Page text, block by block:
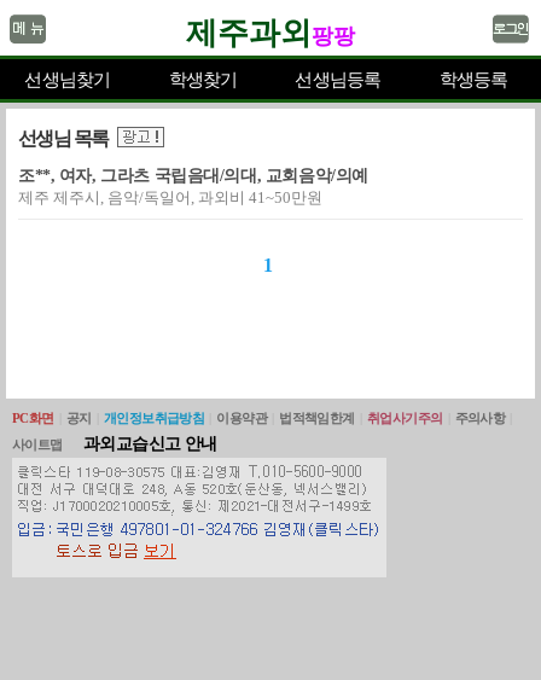
제주과외 팡팡
선생님찾기 학생찾기 선생님등록 학생등록
선생님 목록
조**, 여자, 그라츠 국립음대/의대, 교회음악/의예
제주 제주시, 음악/독일어, 과외비 41~50만원
1
PC화면 공지 개인정보취급방침 이용약관 법적책임한계 취업사기주의 주의사항
사이트맵
과외교습신고 안내